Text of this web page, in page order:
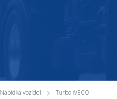
Nabídka vozidel Turbo IVECO